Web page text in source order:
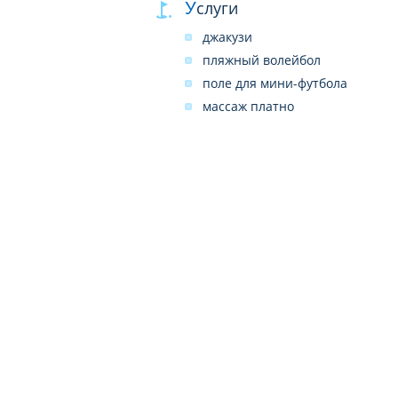
Услуги
джакузи
пляжный волейбол
поле для мини-футбола
массаж платно